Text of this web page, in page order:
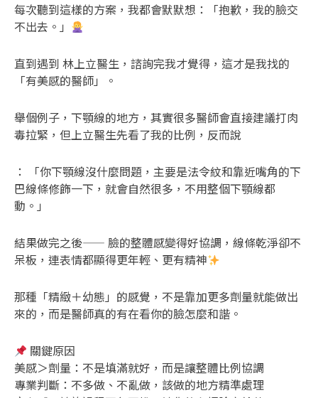
每次聽到這樣的方案，我都會默默想：「抱歉，我的臉交
不出去。」
直到遇到 林上立醫生，諮詢完我才覺得，這才是我找的
「有美感的醫師」。
舉個例子，下顎線的地方，其實很多醫師會直接建議打肉
毒拉緊，但上立醫生先看了我的比例，反而說
： 「你下顎線沒什麼問題，主要是法令紋和靠近嘴角的下
巴線條修飾一下，就會自然很多，不用整個下顎線都
動。」
結果做完之後—— 臉的整體感變得好協調，線條乾淨卻不
呆板，連表情都顯得更年輕、更有精神
那種「精緻＋幼態」的感覺，不是靠加更多劑量就能做出
來的，而是醫師真的有在看你的臉怎麼和諧。
關鍵原因
美感＞劑量：不是填滿就好，而是讓整體比例協調
專業判斷：不多做、不亂做，該做的地方精準處理